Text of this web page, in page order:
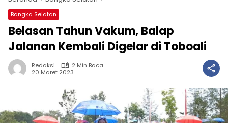
Bangka Selatan
Belasan Tahun Vakum, Balap
Jalanan Kembali Digelar di Toboali
Redaksi
2 Min Baca
20 Maret 2023